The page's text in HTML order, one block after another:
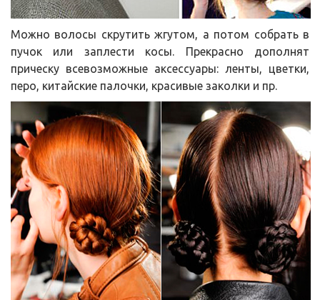
Можно волосы скрутить жгутом, а потом собрать в
пучок или заплести косы. Прекрасно дополнят
прическу всевозможные аксессуары: ленты, цветки,
перо, китайские палочки, красивые заколки и пр.